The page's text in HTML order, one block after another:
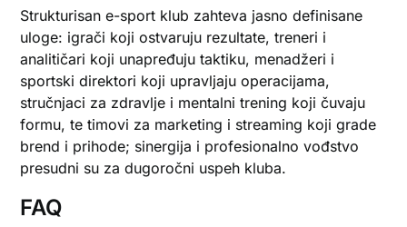
Strukturisan e-sport klub zahteva jasno definisane
uloge: igrači koji ostvaruju rezultate, treneri i
analitičari koji unapređuju taktiku, menadžeri i
sportski direktori koji upravljaju operacijama,
stručnjaci za zdravlje i mentalni trening koji čuvaju
formu, te timovi za marketing i streaming koji grade
brend i prihode; sinergija i profesionalno vođstvo
presudni su za dugoročni uspeh kluba.
FAQ